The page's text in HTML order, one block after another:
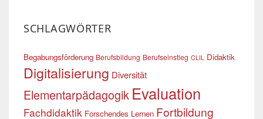
SCHLAGWÖRTER
Begabungsförderung Berufsbildung Berufseinstieg CLIL Didaktik
Digitalisierung Diversität
Elementarpädagogik Evaluation
Fachdidaktik Forschendes Lernen Fortbildung